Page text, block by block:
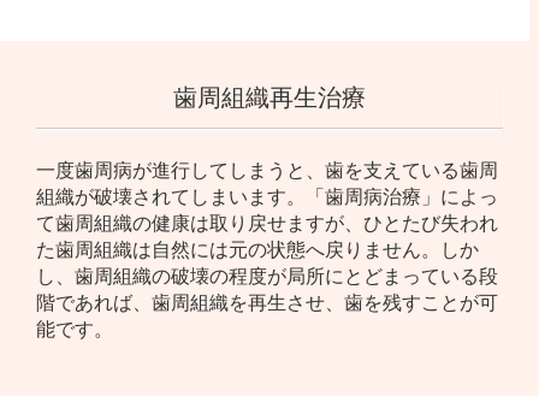
歯周組織再生治療
一度歯周病が進行してしまうと、歯を支えている歯周
組織が破壊されてしまいます。「歯周病治療」によっ
て歯周組織の健康は取り戻せますが、ひとたび失われ
た歯周組織は自然には元の状態へ戻りません。しか
し、歯周組織の破壊の程度が局所にとどまっている段
階であれば、歯周組織を再生させ、歯を残すことが可
能です。